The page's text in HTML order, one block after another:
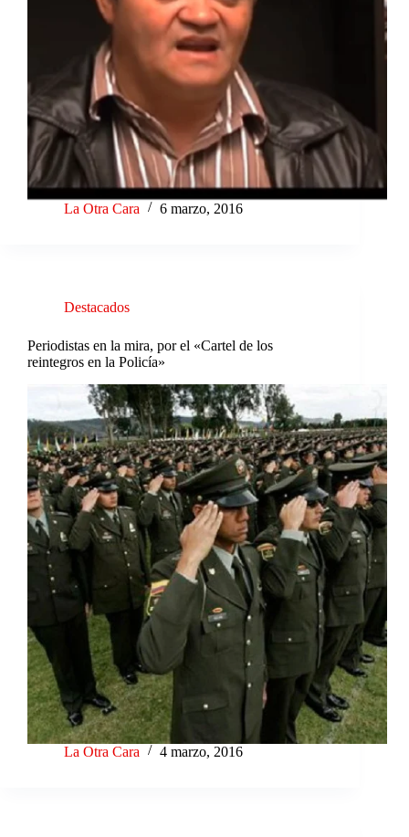
La Otra Cara 6 marzo, 2016
Destacados
Periodistas en la mira, por el «Cartel de los
reintegros en la Policía»
La Otra Cara 4 marzo, 2016